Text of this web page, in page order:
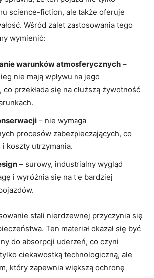
science-fiction, ale także oferuje
Wśród ‍zalet zastosowania tego
wymienić:
warunków atmosferycznych –
nie mają wpływu na jego
co przekłada się na dłuższą żywotność
– nie ⁣wymaga
procesów zabezpieczających, co
⁣i koszty utrzymania.
– surowy,‍ industrialny wygląd
i wyróżnia⁣ się na ‍tle​ bardziej
stali nierdzewnej ​przyczynia się
Ten materiał ‍okazał się⁣ być
do absorpcji ‌uderzeń, co ‍czyni
ciekawostką technologiczną, ale
który zapewnia większą ochronę